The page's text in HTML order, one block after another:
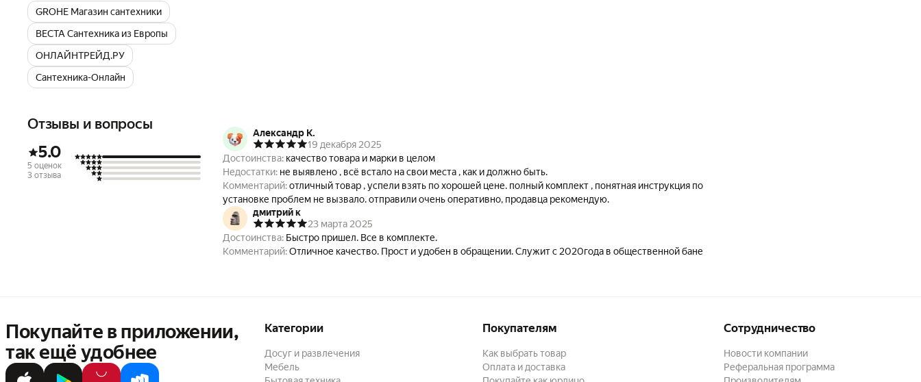
GROHE Магазин сантехники
ВЕСТА Сантехника из Европы
ОНЛАЙНТРЕЙД.РУ
Сантехника-Онлайн
Отзывы и вопросы
5.0
5 оценок
3 отзыва
Александр К.
19 декабря 2025
Достоинства:
качество товара и марки в целом
Недостатки: не выявлено , всё встало на свои места , как и должно быть.
Комментарий:отличный товар , успели взять по хорошей цене. полный комплект , понятная инструкция по
установке проблем не вызвало. отправили очень оперативно, продавца рекомендую.
дмитрий к
23 марта 2025
Достоинства: Быстро пришел. Все в комплекте.
Комментарий:
Отличное качество. Прост и удобен в обращении. Служит с 2020года в общественной бане
Покупайте в приложении,
так ещё удобнее
Категории
Досуг и развлечения
Мебель
Покупателям
Как выбрать товар
Оплата и доставка
Сотрудничество
Новости компании
Реферальная программа